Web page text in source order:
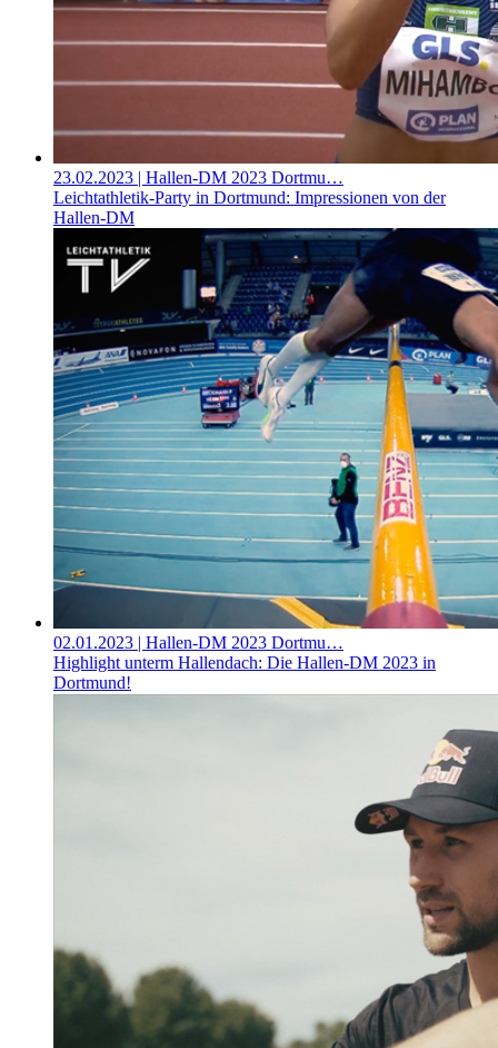
23.02.2023 | Hallen-DM 2023 Dortmu…
Leichtathletik-Party in Dortmund: Impressionen von der
Hallen-DM
02.01.2023 | Hallen-DM 2023 Dortmu…
Highlight unterm Hallendach: Die Hallen-DM 2023 in
Dortmund!